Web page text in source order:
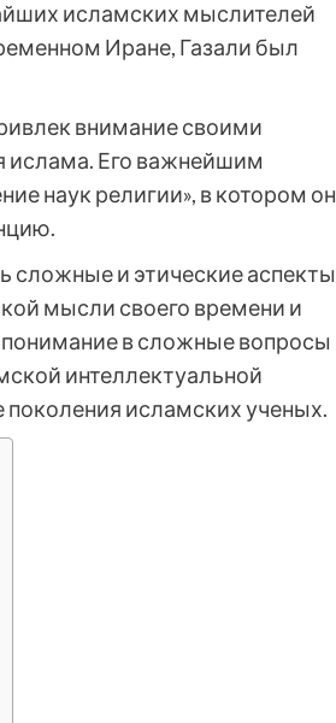
исламских мыслителей
Иране, Газали был
внимание своими
ислама. Его важнейшим
наук религии», в котором он
сложные и этические аспекты
мысли своего времени и
в сложные вопросы
интеллектуальной
исламских ученых.